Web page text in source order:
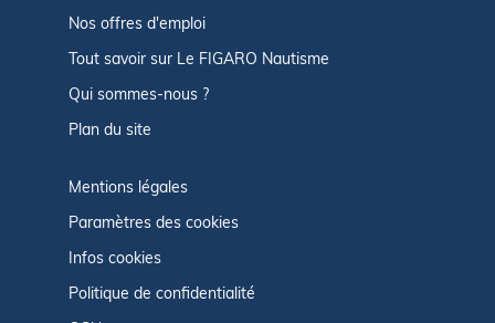
Nos offres d'emploi
Tout savoir sur Le FIGARO Nautisme
Qui sommes-nous ?
Plan du site
Mentions légales
Paramètres des cookies
Infos cookies
Politique de confidentialité